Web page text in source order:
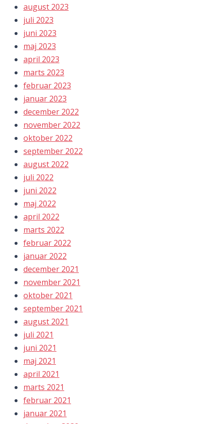
august 2023
juli 2023
juni 2023
maj 2023
april 2023
marts 2023
februar 2023
januar 2023
december 2022
november 2022
oktober 2022
september 2022
august 2022
juli 2022
juni 2022
maj 2022
april 2022
marts 2022
februar 2022
januar 2022
december 2021
november 2021
oktober 2021
september 2021
august 2021
juli 2021
juni 2021
maj 2021
april 2021
marts 2021
februar 2021
januar 2021